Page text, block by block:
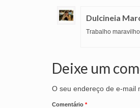
Dulcineia
Trabalho
Deixe um
O seu endereço de e-mail
Comentário *